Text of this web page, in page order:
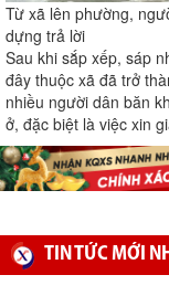
Từ xã lên phường,
dựng trả lời
Sau khi sắp xếp, sáp
đây thuộc xã đã trở
nhiều người dân băn
ở, đặc biệt là việc xin
TIN TỨC MỚI